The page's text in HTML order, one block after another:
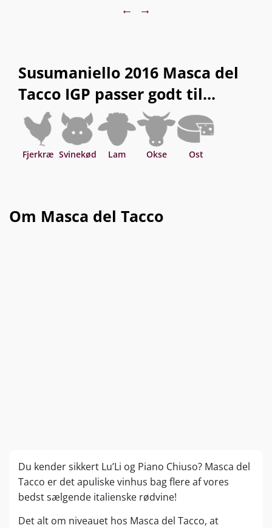
← →
Susumaniello 2016 Masca del
Tacco IGP passer godt til...
Fjerkræ Svinekød Lam Okse Ost
Om Masca del Tacco
Du kender sikkert Lu’Li og Piano Chiuso? Masca del
Tacco er det apuliske vinhus bag flere af vores
bedst sælgende italienske rødvine!
Det alt om niveauet hos Masca del Tacco, at